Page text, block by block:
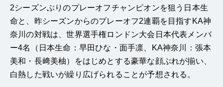
2シーズンぶりのプレーオフチャンピオンを狙う日本生
命と、昨シーズンからのプレーオフ2連覇を目指すKA神
奈川の対戦は、世界選手権ロンドン大会日本代表メンバ
ー4名（日本生命：早田ひな・面手凛、KA神奈川：張本
美和・長﨑美柚）をはじめとする豪華な顔ぶれが揃い、
白熱した戦いが繰り広げられることが予想される。